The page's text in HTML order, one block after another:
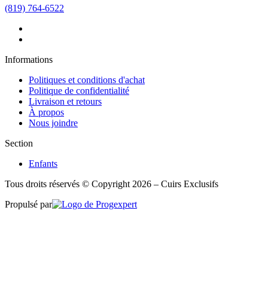
(819) 764-6522
Informations
Politiques et conditions d'achat
Politique de confidentialité
Livraison et retours
À propos
Nous joindre
Section
Enfants
Tous droits réservés © Copyright 2026 – Cuirs Exclusifs
Propulsé par